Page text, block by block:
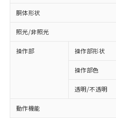
胴体形状
照光/非照光
操作部 操作部形状
操作部色
透明/不透明
動作機能